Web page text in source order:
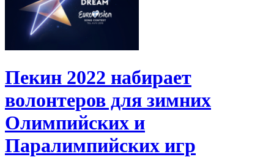
Пекин 2022 набирает
волонтеров для зимних
Олимпийских и
Паралимпийских игр